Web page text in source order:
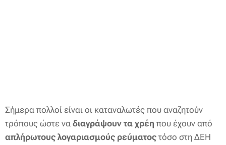
Σήμερα πολλοί είναι οι καταναλωτές που αναζητούν
τρόπους ώστε να διαγράψουν τα χρέη που έχουν από
απλήρωτους λογαριασμούς ρεύματος τόσο στη ΔΕΗ